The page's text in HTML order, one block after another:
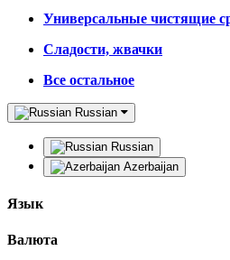
Универсальные чистящие
Сладости, жвачки
Все остальное
Russian
Russian
Azerbaijan
Язык
Валюта